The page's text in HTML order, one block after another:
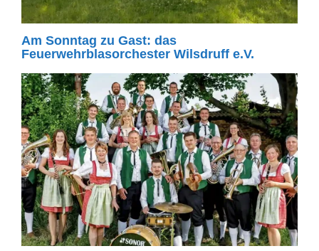
Am Sonntag zu Gast: das
Feuerwehrblasorchester Wilsdruff e.V.